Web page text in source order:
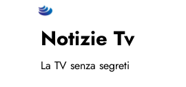
Notizie Tv
La TV senza segreti